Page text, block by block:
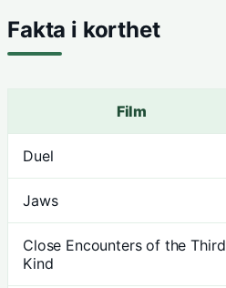
Fakta i korthet
Film
Duel
Jaws
Close Encounters of the Third
Kind